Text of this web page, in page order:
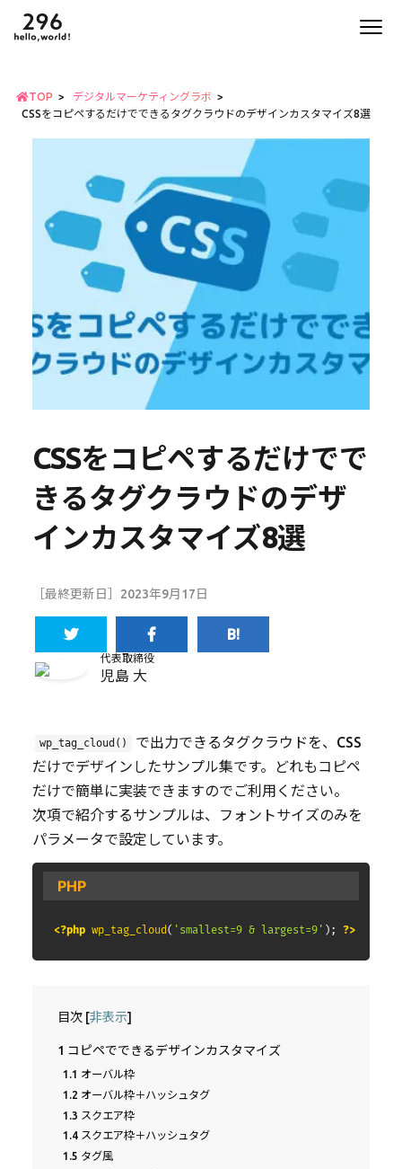
TOP
デジタルマーケティングラボ
CSSをコピペするだけでできるタグクラウドのデザインカスタマイズ8選
CSSをコピペするだけでで
きるタグクラウドのデザ
インカスタマイズ8選
［最終更新日］2023年9月17日
代表取締役
児島 大
wp_tag_cloud()
で出力できるタグクラウドを、CSS
だけでデザインしたサンプル集です。どれもコピペ
だけで簡単に実装できますのでご利用ください。
次項で紹介するサンプルは、フォントサイズのみを
パラメータで設定しています。
PHP
<?php wp_tag_cloud( 'smallest=9 & largest=9' ) ; ?>
目次 [非表示]
1 コピペでできるデザインカスタマイズ
1.1
オーバル枠
1.2 オーバル枠＋ハッシュタグ
1.3 スクエア枠
1.4スクエア枠＋ハッシュタグ
1.5 タグ風